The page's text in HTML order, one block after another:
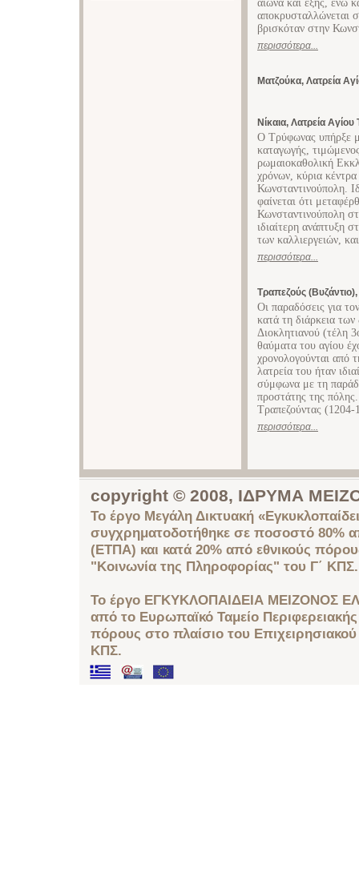
αιώνα και εξής, ενώ
αποκρυσταλλώνεται
βρισκόταν στην
περισσότερα...
Ματζούκα, Λατρεία
Νίκαια, Λατρεία
Ο Τρύφωνας υπήρξε
καταγωγής,
ρωμαιοκαθολική
χρόνων, κύρια
Κωνσταντινούπολη.
φαίνεται ότι
Κωνσταντινούπολη
ιδιαίτερη ανάπτυξη
των καλλιεργειών,
περισσότερα...
Τραπεζούς
Οι παραδόσεις για
κατά τη διάρκεια
Διοκλητιανού (τέλη
θαύματα του αγίου
χρονολογούνται από
λατρεία του ήταν
σύμφωνα με τη
προστάτης της
Τραπεζούντας (1204-
περισσότερα...
copyright © 2008, ΙΔΡΥΜΑ
Το έργο Μεγάλη Δικτυακή
συγχρηματοδοτήθηκε σε ποσοστό 80%
(ΕΤΠΑ) και κατά 20% από εθνικούς
"Κοινωνία της Πληροφορίας" του Γ΄ ΚΠΣ.
Το έργο ΕΓΚΥΚΛΟΠΑΙΔΕΙΑ ΜΕΙΖΟΝΟΣ
από το Ευρωπαϊκό Ταμείο
πόρους στο πλαίσιο του
ΚΠΣ.